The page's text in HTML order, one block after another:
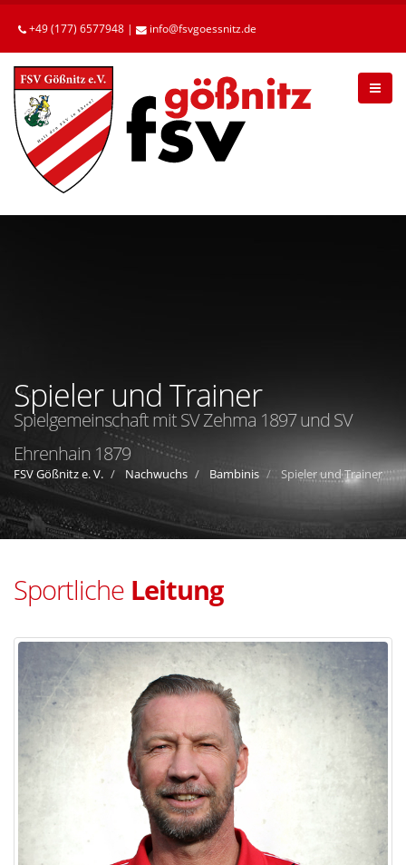
Betätigen
die
Enter-
Taste,
um
zum
Hauptinhalt
gelangen.
+49 (177) 6577948 | info fsvgoessnitz de
Spieler und Trainer
Spielgemeinschaft mit SV Zehma 1897 und SV
Ehrenhain 1879
FSV Gößnitz e. V. Nachwuchs Bambinis Spieler und Trainer
Sportliche Leitung